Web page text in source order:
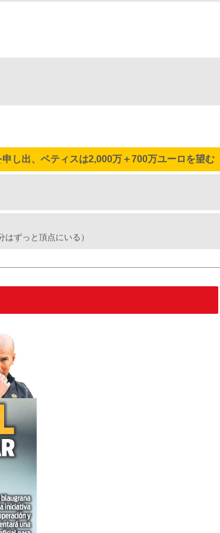
し出、ベティスは2,000万＋700万ユーロを望む
はずっと頂点にいる）